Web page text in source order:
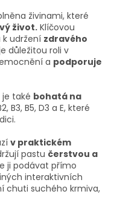
živinami, které
život. Klíčovou
udržení zdravého
důležitou roli v
a podporuje
také bohatá na
B3, B5, D3 a E, které
v praktickém
pastu čerstvou a
ji podávat přímo
interaktivních
chuti suchého krmiva,